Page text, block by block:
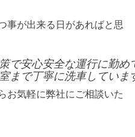
事が出来る日があればと思
で安心安全な運行に勤
まで丁寧に洗車していま
お気軽に弊社にご相談いた